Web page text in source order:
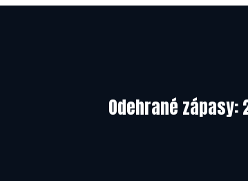
Odehrané zápasy: